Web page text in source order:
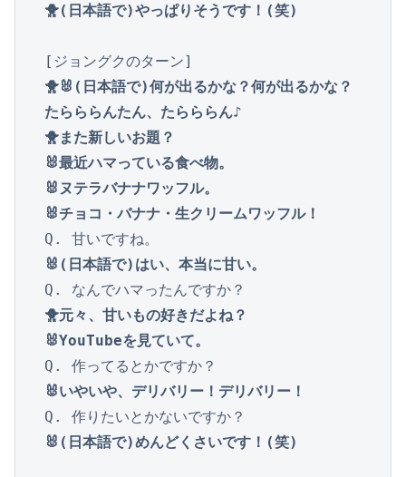
🐥(日本語で)やっぱりそうです！(笑)
🐥🐰(日本語で)何が出るかな？何が出るかな？
たらららんたん、たらららん♪
🐥また新しいお題？
🐰最近ハマっている食べ物。
🐰ヌテラバナナワッフル。
🐰チョコ・バナナ・生クリームワッフル！
🐰(日本語で)はい、本当に甘い。
🐥元々、甘いもの好きだよね？
🐰YouTubeを見ていて。
🐰いやいや、デリバリー！デリバリー！
🐰(日本語で)めんどくさいです！(笑)